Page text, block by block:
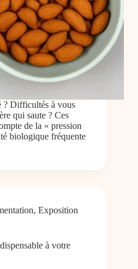
? Difficultés à vous
qui saute ? Ces
de la « pression
biologique fréquente
, Exposition
à votre